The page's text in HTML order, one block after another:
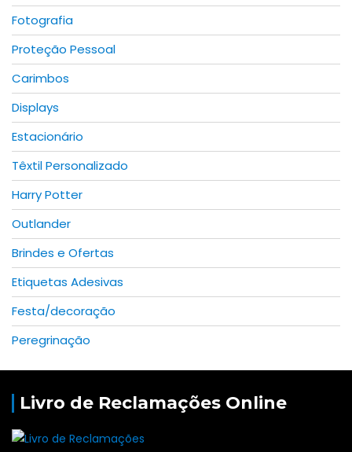
Fotografia
Proteção Pessoal
Carimbos
Displays
Estacionário
Têxtil Personalizado
Harry Potter
Outlander
Brindes e Ofertas
Etiquetas Adesivas
Festa/decoração
Peregrinação
Livro de Reclamações Online